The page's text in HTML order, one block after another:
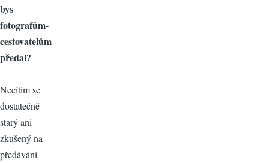
bys
fotografům-
cestovatelům
předal?
Necítím se
dostatečně
starý ani
zkušený na
předávání